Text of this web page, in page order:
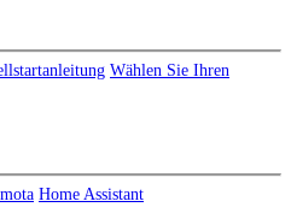
Wählen Sie Ihren
Home Assistant